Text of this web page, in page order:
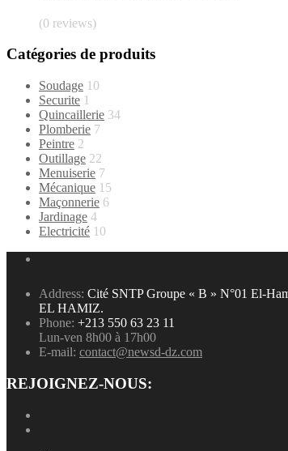
(0 reviews)
Catégories de produits
Soudage 10
Securite 1
Quincaillerie 34
Plomberie 7
Peintre 2
Outillage 22
Menuiserie 7
Mécanique 15
Maçonnerie 6
Jardinage 4
Electricité 10
Address: Cité SNTP Groupe « B » N°01 El-
EL HAMIZ.
Phone: +213 550 63 23 11
Lun-ven 8h00 à 17h00
E-mail: contact@newsd-dz.com
REJOIGNEZ-NOUS: